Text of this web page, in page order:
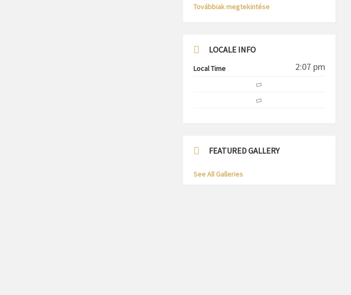
Továbbiak megtekintése
LOCALE INFO
Local Time 2:07 pm
FEATURED GALLERY
See All Galleries